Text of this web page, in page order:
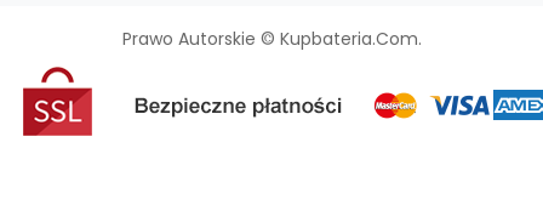
Prawo Autorskie © Kupbateria.com.